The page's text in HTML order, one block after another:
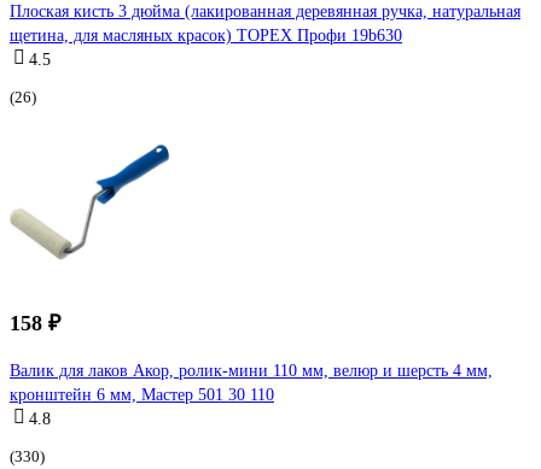
Плоская кисть 3 дюйма (лакированная деревянная ручка, натуральная
щетина, для масляных красок) TOPEX Профи 19b630
4.5
(26)
158 ₽
Валик для лаков Акор, ролик-мини 110 мм, велюр и шерсть 4 мм,
кронштейн 6 мм, Мастер 501 30 110
4.8
(330)